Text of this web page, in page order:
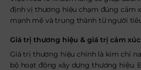
định vị thương hiệu chạm đúng cảm
mạnh mẽ và trung thành từ người
Giá trị thương hiệu & giá trị cảm xúc
Giá trị thương hiệu chính là kim chỉ
bộ hoạt động xây dựng thương hiệu.